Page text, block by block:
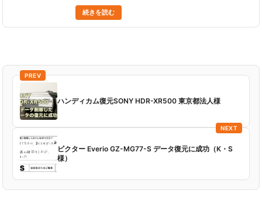
で、ご紹介します。 対応がとても早く仕上がりも満足
です。（きちんと映像が再生できました。） (佐藤亜紀
様 ......
続きを読む
PREV
ハンディカム復元SONY HDR-XR500 東京都法人様
NEXT
ビクター Everio GZ-MG77-S データ復元に成功（K・S
様）